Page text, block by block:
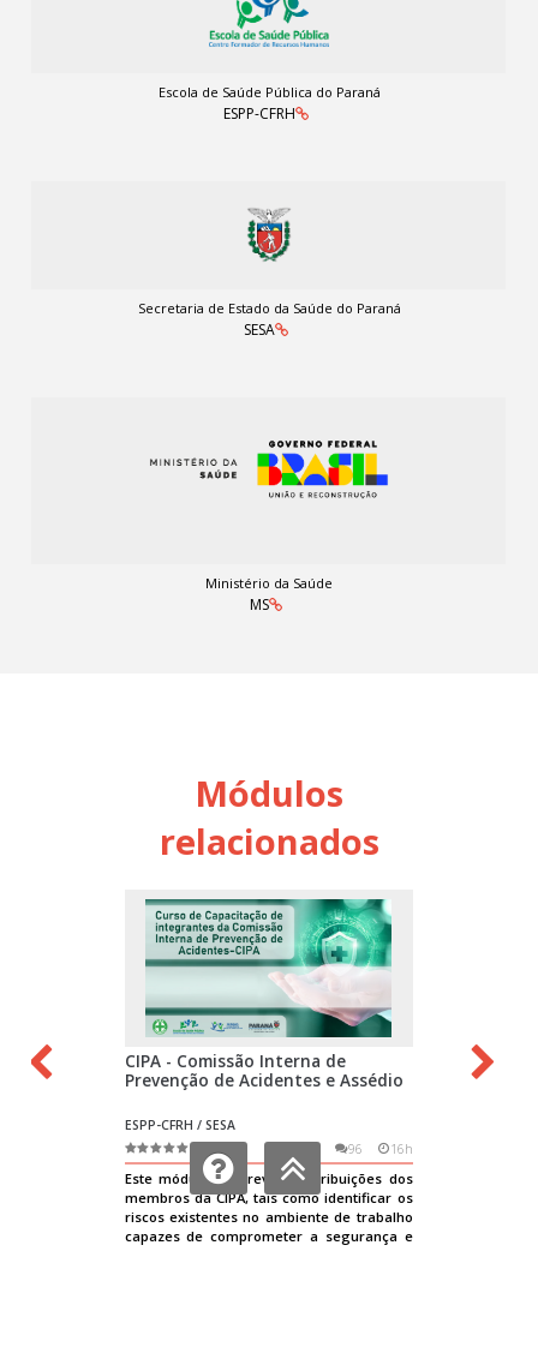
Escola de Saúde Pública do Paraná
ESPP-CFRH
Secretaria de Estado da Saúde do Paraná
SESA
Ministério da Saúde
MS
Módulos
relacionados